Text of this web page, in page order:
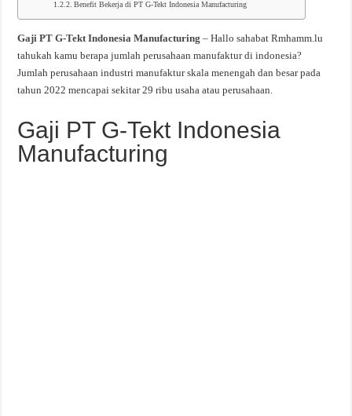
Benefit Bekerja di PT G-Tekt Indonesia Manufacturing
Gaji PT G-Tekt Indonesia Manufacturing – Hallo sahabat Rmhamm.lu
tahukah kamu berapa jumlah perusahaan manufaktur di indonesia?
Jumlah perusahaan industri manufaktur skala menengah dan besar pada
tahun 2022 mencapai sekitar 29 ribu usaha atau perusahaan.
Gaji PT G-Tekt Indonesia
Manufacturing